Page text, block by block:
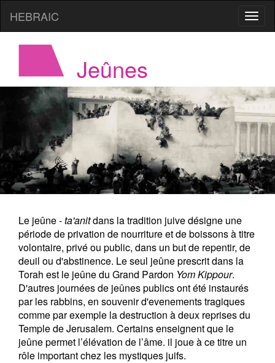
HEBRAIC
Jeûnes
Le jeûne -ta'anitdans la tradition juive désigne une
période de privation de nourriture et de boissons à titre
volontaire, privé ou public, dans un but de repentir, de
deuil ou d'abstinence. Le seul jeûne prescrit dans la
Torah est le jeûne du Grand Pardon Yom Kippour.
D'autres journées de jeûnes publics ont été instaurés
par les rabbins, en souvenir d'evenements tragiques
comme par exemple la destruction à deux reprises du
Temple de Jerusalem. Certains enseignent que le
jeûne permet l’élévation de l’âme. il joue à ce titre un
rôle important chez les mystiques juifs.